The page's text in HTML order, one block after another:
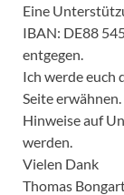
Eine
IBAN: DE88
entgegen.
Ich werde euch
Seite erwähnen.
Hinweise auf
werden.
Vielen Dank
Thomas